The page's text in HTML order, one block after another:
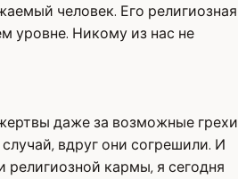
человек. Его религиозная
уровне. Никому из нас не
даже за возможные грехи
вдруг они согрешили. И
религиозной кармы, я сегодня